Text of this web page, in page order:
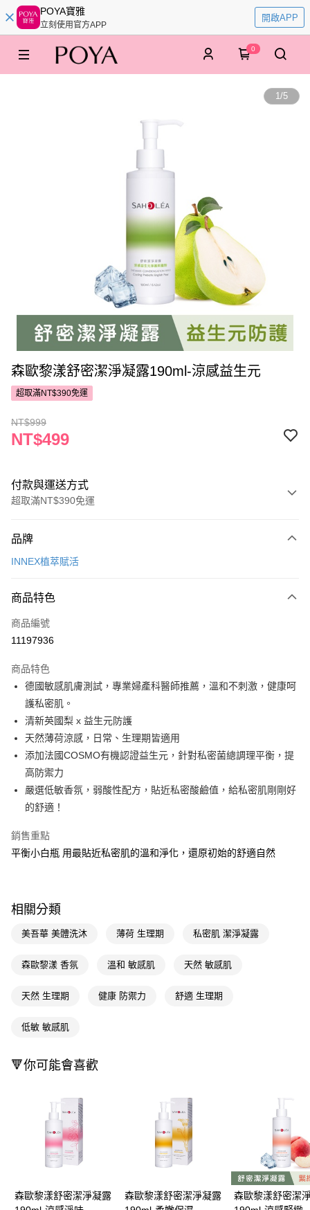
POYA寶雅
立刻使用官方APP
開啟APP
0
1/5
森歐黎漾舒密潔淨凝露190ml-涼感益生元
超取滿NT$390免運
NT$999
NT$499
付款與運送方式
超取滿NT$390免運
POYA支付
超商取貨付款
LINE Pay
街口支付
悠遊付
Google Pay
AFTEE先享後付
相關說明
【關於「AFTEE先享後付」】
AFTEE先享後付是「在收到商品之後才付款」的支付方式。 讓您購物簡單
便利好安心！
２．便利：只要手機號碼，簡訊認證，即可結帳。
３．安心：先確認商品／服務後，再付款。
２．訂單成立數日內，您將收到繳費通知簡訊。
ATM／網路銀行／等多元方式進行付款，方視為交易完成。
購買商品的店家。未經商家同意取消之訂單仍視為有效，需透過AFTEE先享
後付繳納相關費用。
是否繳費成功／繳費後需取消欲退款等相關疑問，請聯繫「AFTEE先享後付
【注意事項】
易，需依本服務之必要範圍內提供個人資料，並將交易相關給付款項請求債
權轉讓予恩沛科技股份有限公司。
https://aftee.tw/terms/#terms3
３．未成年的使用者請事先徵得法定代理人或監護人之同意方可使用
「AFTEE先享後付」，若未經同意申辦者引起之損失，本公司不負相關責
４．使用「AFTEE先享後付」時，將依據個別帳號之用戶狀況，依本公司即
時審查核予不同之上限額度；若仍有額度不足之情形，本公司將視審查結果
請求用戶進行身份認證。
５．嚴禁一人註冊多個帳號或使用他人資訊註冊。若發現惡意使用之情形，
恩沛科技股份有限公司將有權停止該用戶之使用額度並採取法律行動。
即享券
運送方式
全家取貨付款
每筆NT$65，滿NT$390(含以上)免運費
萊爾富取貨付款
每筆NT$65，滿NT$490(含以上)免運費
每筆NT$65，滿NT$490(含以上)免運費
7-11取貨付款
付款後7-11取貨
每筆NT$100，滿NT$790(含以上)免運費
付款後寶雅門市自取(由倉庫統一出貨)
品牌
INNEX植萃賦活
商品特色
商品編號
11197936
商品特色
德國敏感肌膚測試，專業婦產科醫師推薦，溫和不刺激，健康呵
護私密肌。
清新英國梨 x 益生元防護
天然薄荷涼感，日常、生理期皆適用
添加法國COSMO有機認證益生元，針對私密菌總調理平衡，提
高防禦力
嚴選低敏香氛，弱酸性配方，貼近私密酸鹼值，給私密肌剛剛好
的舒適！
銷售重點
平衡小白瓶 用最貼近私密肌的溫和淨化，還原初始的舒適自然
相關分類
美吾華 美體洗沐 薄荷 生理期 私密肌 潔淨凝露
森歐黎漾 香氛 溫和 敏感肌 天然 敏感肌
天然 生理期 健康 防禦力 舒適 生理期
低敏 敏感肌
🔻你可能會喜歡
森歐黎漾舒密潔淨凝露
森歐黎漾舒密潔淨凝露
森歐黎漾舒密潔